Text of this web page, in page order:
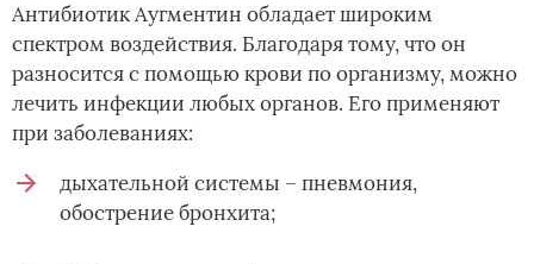
Антибиотик Аугментин обладает широким
спектром воздействия. Благодаря тому, что он
разносится с помощью крови по организму, можно
лечить инфекции любых органов. Его применяют
при заболеваниях:
дыхательной системы – пневмония,
обострение бронхита;